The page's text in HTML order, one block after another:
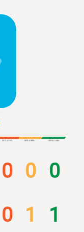
0 0 0
0 1 1